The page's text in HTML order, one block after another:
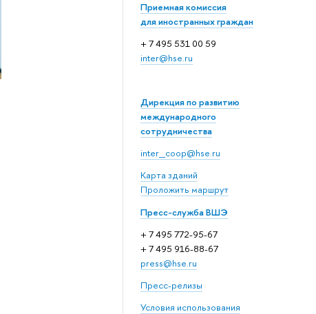
Приемная комиссия
для иностранных граждан
+ 7 495 531 00 59
inter@hse.ru
Дирекция по развитию
международного
сотрудничества
inter_coop@hse.ru
Карта зданий
Проложить маршрут
Пресс-служба ВШЭ
+ 7 495 772-95-67
+ 7 495 916-88-67
press@hse.ru
Пресс-релизы
Условия использования